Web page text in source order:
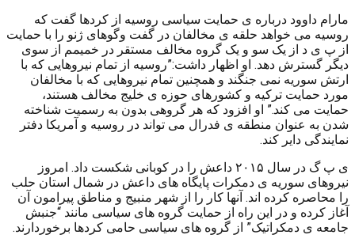
مارام داوود درباره ی حمایت سیاسی روسیه از کردها گفت که
روسیه می خواهد حلقه ی مخالفان در گفت وگوهای ژنو را با حمایت
از پ ی د از یک سو و یک گروه مخالف مستقر در خمیمم از سوی
دیگر گسترش دهد. او اظهار داشت:”روسیه از تمام نیروهایی که با
ارتش سوریه نمی جنگند و همچنین تمام نیروهایی که با مخالفان
مورد حمایت ترکیه و کشورهای حوزه ی خلیج مخالف هستند،
حمایت می کند.” او افزود که هر گروهی بدون به رسمیت شناخته
شدن به عنوان منطقه ی فدرال می تواند در روسیه و آمریکا دفتر
نمایندگی دایر کند.
ی پ گ در سال ۲۰۱۵ داعش را در کوبانی شکست داد. امروز
نیروهای سوریه ی دمکرات پایگاه های داعش در شمال استان حلب
را محاصره کرده اند. آنها کار را از شهر منبیج و مناطق پیرامون آن
آغاز کرده و در این راه از حمایت گروه های سیاسی مانند “جنبش
جامعه ی دمکراتیک” از گروه های سیاسی حامی کردها برخوردارند.